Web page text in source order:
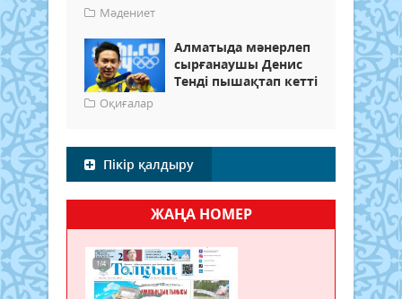
Мәдениет
Алматыда мәнерлеп
сырғанаушы Денис
Тенді пышақтап кетті
Оқиғалар
Пікір қалдыру
ЖАҢА НОМЕР